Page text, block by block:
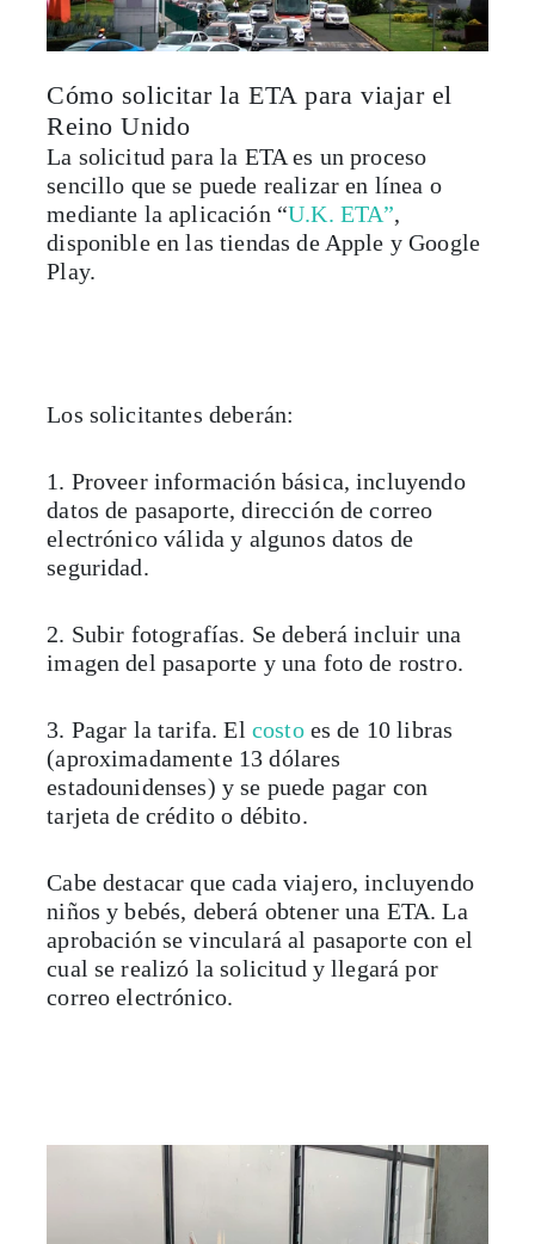
Cómo solicitar la ETA para viajar el
Reino Unido
La solicitud para la ETA es un proceso
sencillo que se puede realizar en línea o
mediante la aplicación “U.K. ETA”,
disponible en las tiendas de Apple y Google
Play.
Los solicitantes deberán:
1. Proveer información básica, incluyendo
datos de pasaporte, dirección de correo
electrónico válida y algunos datos de
seguridad.
2. Subir fotografías. Se deberá incluir una
imagen del pasaporte y una foto de rostro.
3. Pagar la tarifa. El costoes de 10 libras
(aproximadamente 13 dólares
estadounidenses) y se puede pagar con
tarjeta de crédito o débito.
Cabe destacar que cada viajero, incluyendo
niños y bebés, deberá obtener una ETA. La
aprobación se vinculará al pasaporte con el
cual se realizó la solicitud y llegará por
correo electrónico.